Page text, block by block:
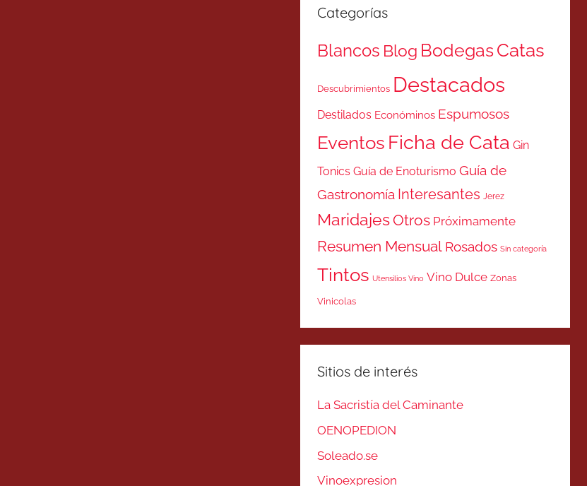
Categorías
Blancos Blog BodegasCatas
Descubrimientos Destacados
Destilados Económinos Espumosos
Eventos Ficha de Cata Gin
Tonics Guía de Enoturismo Guía de
Gastronomía Interesantes Jerez
MaridajesOtros Próximamente
Resumen Mensual Rosados Sin categoría
Tintos Utensilios Vino Vino Dulce Zonas
Vinicolas
Sitios de interés
La Sacristía del Caminante
OENOPEDION
Soleado.se
Vinoexpresion